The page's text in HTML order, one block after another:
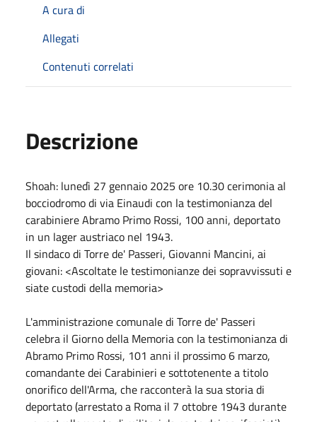
A cura di
Allegati
Contenuti correlati
Descrizione
Shoah: lunedì 27 gennaio 2025 ore 10.30 cerimonia al
bocciodromo di via Einaudi con la testimonianza del
carabiniere Abramo Primo Rossi, 100 anni, deportato
in un lager austriaco nel 1943.
Il sindaco di Torre de' Passeri, Giovanni Mancini, ai
giovani: <Ascoltate le testimonianze dei sopravvissuti e
siate custodi della memoria>
L'amministrazione comunale di Torre de' Passeri
celebra il Giorno della Memoria con la testimonianza di
Abramo Primo Rossi, 101 anni il prossimo 6 marzo,
comandante dei Carabinieri e sottotenente a titolo
onorifico dell'Arma, che racconterà la sua storia di
deportato (arrestato a Roma il 7 ottobre 1943 durante